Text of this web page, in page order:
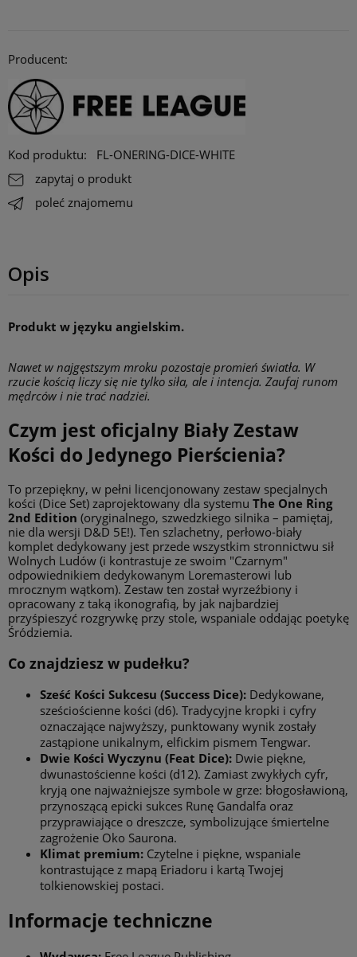
stacjonarnie i na targach/ konwentach.
Producent:
Kod produktu:
FL-ONERING-DICE-WHITE
zapytaj o produkt
poleć znajomemu
Opis
Produkt w języku angielskim.
Nawet w najgęstszym mroku pozostaje promień światła. W
rzucie kością liczy się nie tylko siła, ale i intencja. Zaufaj runom
mędrców i nie trać nadziei.
Czym jest oficjalny Biały Zestaw
Kości do Jedynego Pierścienia?
To przepiękny, w pełni licencjonowany zestaw specjalnych
kości (Dice Set) zaprojektowany dla systemu The One Ring
2nd Edition (oryginalnego, szwedzkiego silnika – pamiętaj,
nie dla wersji D&D 5E!). Ten szlachetny, perłowo-biały
komplet dedykowany jest przede wszystkim stronnictwu sił
Wolnych Ludów (i kontrastuje ze swoim "Czarnym"
odpowiednikiem dedykowanym Loremasterowi lub
mrocznym wątkom). Zestaw ten został wyrzeźbiony i
opracowany z taką ikonografią, by jak najbardziej
przyśpieszyć rozgrywkę przy stole, wspaniale oddając poetykę
Śródziemia.
Co znajdziesz w pudełku?
Sześć Kości Sukcesu (Success Dice): Dedykowane,
sześciościenne kości (d6). Tradycyjne kropki i cyfry
oznaczające najwyższy, punktowany wynik zostały
zastąpione unikalnym, elfickim pismem Tengwar.
Dwie Kości Wyczynu (Feat Dice): Dwie piękne,
dwunastościenne kości (d12). Zamiast zwykłych cyfr,
kryją one najważniejsze symbole w grze: błogosławioną,
przynoszącą epicki sukces Runę Gandalfa oraz
przyprawiające o dreszcze, symbolizujące śmiertelne
zagrożenie Oko Saurona.
Klimat premium: Czytelne i piękne, wspaniale
kontrastujące z mapą Eriadoru i kartą Twojej
tolkienowskiej postaci.
Informacje techniczne